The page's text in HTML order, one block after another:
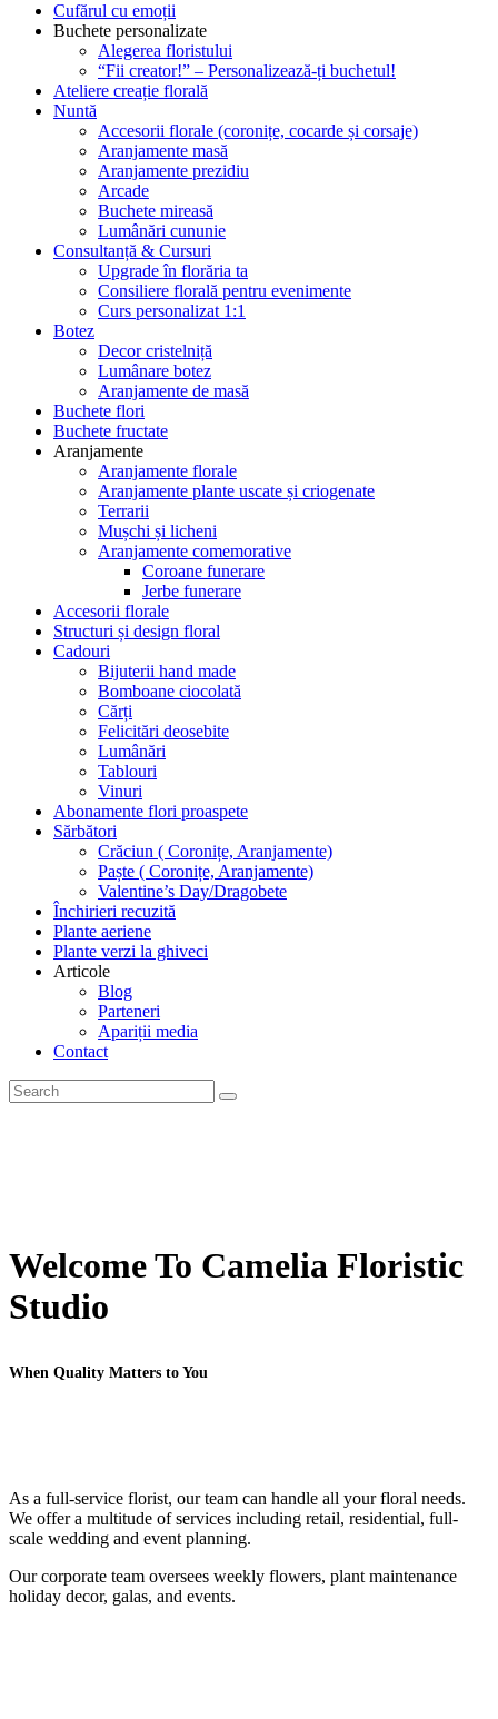
Cufărul cu emoții
Buchete personalizate
Alegerea floristului
“Fii creator!” – Personalizează-ți buchetul!
Ateliere creație florală
Nuntă
Accesorii florale (coronițe, cocarde și corsaje)
Aranjamente masă
Aranjamente prezidiu
Arcade
Buchete mireasă
Lumânări cununie
Consultanță & Cursuri
Upgrade în florăria ta
Consiliere florală pentru evenimente
Curs personalizat 1:1
Botez
Decor cristelniță
Lumânare botez
Aranjamente de masă
Buchete flori
Buchete fructate
Aranjamente
Aranjamente florale
Aranjamente plante uscate și criogenate
Terrarii
Mușchi și licheni
Aranjamente comemorative
Coroane funerare
Jerbe funerare
Accesorii florale
Structuri și design floral
Cadouri
Bijuterii hand made
Bomboane ciocolată
Cărți
Felicitări deosebite
Lumânări
Tablouri
Vinuri
Abonamente flori proaspete
Sărbători
Crăciun ( Coronițe, Aranjamente)
Paște ( Coronițe, Aranjamente)
Valentine’s Day/Dragobete
Închirieri recuzită
Plante aeriene
Plante verzi la ghiveci
Articole
Blog
Parteneri
Apariții media
Contact
Welcome To Camelia Floristic
Studio
When Quality Matters to You
As a full-service florist, our team can handle all your floral needs.
We offer a multitude of services including retail, residential, full-
scale wedding and event planning.
Our corporate team oversees weekly flowers, plant maintenance
holiday decor, galas, and events.